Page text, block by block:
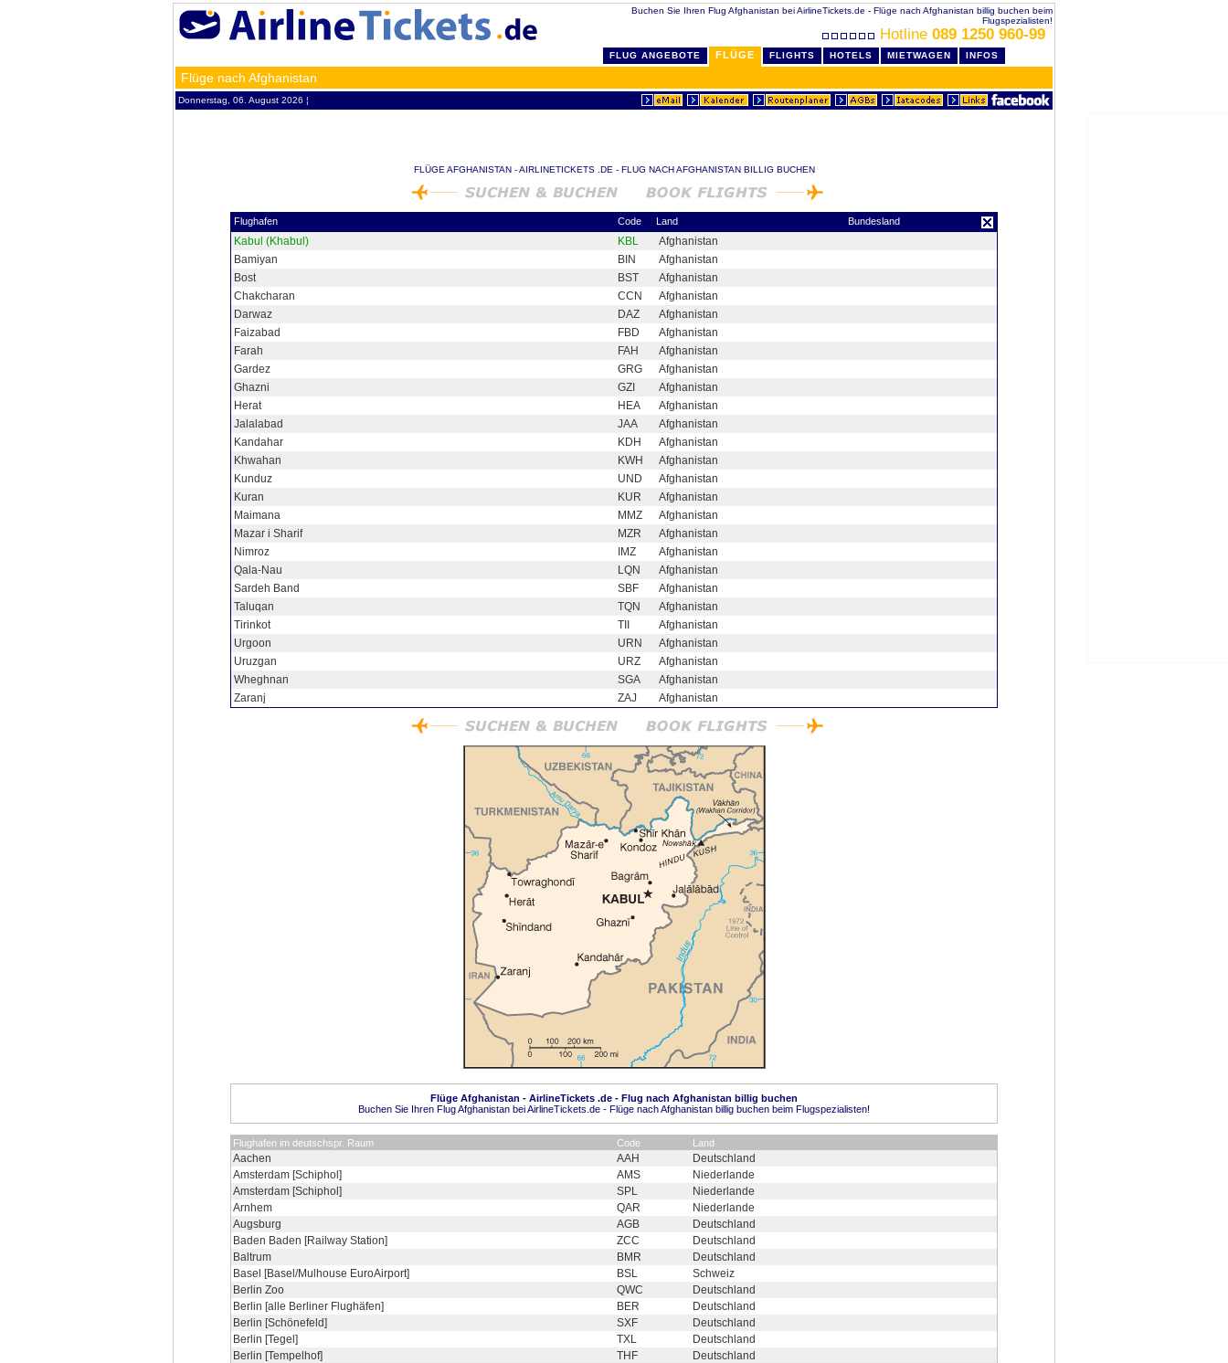
Buchen Sie Ihren Flug Afghanistan bei AirlineTickets.de - Flüge nach Afghanistan billig buchen beim
Flugspezialisten!
Hotline 089 1250 960-99
FLUG ANGEBOTE FLÜGE FLIGHTS HOTELS MIETWAGEN INFOS
Flüge nach Afghanistan
Donnerstag, 06. August 2026 ¦
FLÜGE AFGHANISTAN - AIRLINETICKETS .DE - FLUG NACH AFGHANISTAN BILLIG BUCHEN
Flughafen Code Land Bundesland
Kabul (Khabul) KBL
Afghanistan
Bamiyan
BIN
Afghanistan
Bost
BST
Afghanistan
Chakcharan
CCN
Afghanistan
Darwaz
DAZ
Afghanistan
Faizabad
FBD
Afghanistan
Farah
FAH
Afghanistan
Gardez
GRG
Afghanistan
Ghazni
GZI
Afghanistan
Herat
HEA
Afghanistan
Jalalabad
JAA
Afghanistan
Kandahar
KDH
Afghanistan
Khwahan
KWH
Afghanistan
Kunduz
UND
Afghanistan
Kuran
KUR
Afghanistan
Maimana
MMZ
Afghanistan
Mazar i Sharif
MZR
Afghanistan
Nimroz
IMZ
Afghanistan
Qala-Nau
LQN
Afghanistan
Sardeh Band
SBF
Afghanistan
Taluqan
TQN
Afghanistan
Tirinkot
TII
Afghanistan
Urgoon
URN
Afghanistan
Uruzgan
URZ
Afghanistan
Wheghnan
SGA
Afghanistan
Zaranj
ZAJ Afghanistan
Flüge Afghanistan - AirlineTickets .de - Flug nach Afghanistan billig buchen
Buchen Sie Ihren Flug Afghanistan bei AirlineTickets.de - Flüge nach Afghanistan billig buchen beim Flugspezialisten!
Flughafen im deutschspr. Raum Code Land
Aachen AAH
Deutschland
Amsterdam [Schiphol]
AMS
Niederlande
Amsterdam [Schiphol]
SPL
Niederlande
Arnhem
QAR
Niederlande
Augsburg
AGB
Deutschland
Baden Baden [Railway Station]
ZCC
Deutschland
Baltrum
BMR
Deutschland
Basel [Basel/Mulhouse EuroAirport]
BSL
Schweiz
Berlin Zoo
QWC
Deutschland
Berlin [alle Berliner Flughäfen]
BER
Deutschland
Berlin [Schönefeld]
SXF
Deutschland
Berlin [Tegel]
TXL
Deutschland
Berlin [Tempelhof]
THF
Deutschland